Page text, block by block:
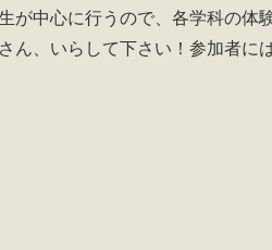
が中心に行うので、各学科の体
ん、いらして下さい！参加者